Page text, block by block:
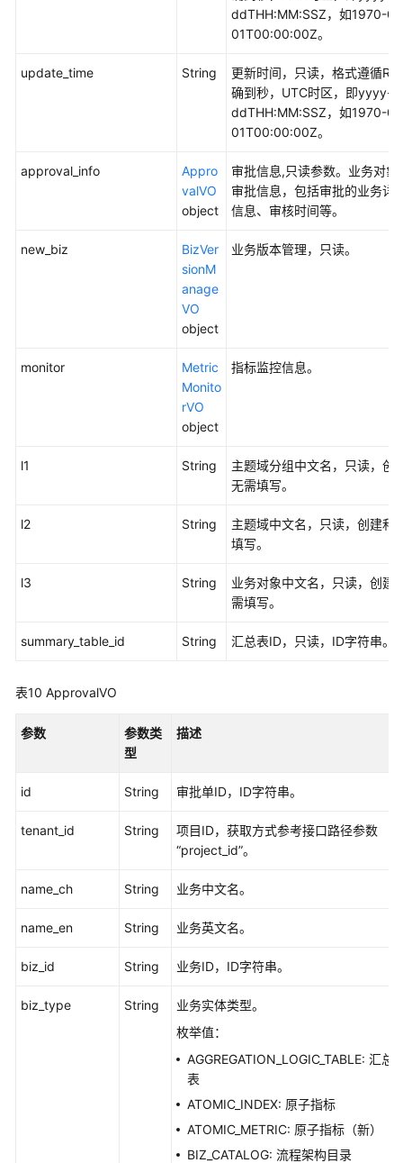
ddTHH:MM:SSZ，如1970-
01T00:00:00Z。
update_time String
更新时间，只读，格式遵循
确到秒，UTC时区，即yyyy-
ddTHH:MM:SSZ，如1970-
01T00:00:00Z。
approval_info
Appro
valVO
object
审批信息,只读参数。业务对象
审批信息，包括审批的业务详
信息、审核时间等。
new_biz
BizVer
sionM
anage
VO
object
业务版本管理，只读。
monitor
Metric
Monito
rVO
object
指标监控信息。
l1 String
主题域分组中文名，只读，创
无需填写。
l2 String
主题域中文名，只读，创建和
填写。
l3 String
业务对象中文名，只读，创建
需填写。
summary_table_id String 汇总表ID，只读，ID字符串。
表10 ApprovalVO
参数
参数类
型
描述
id String 审批单ID，ID字符串。
tenant_id String
项目ID，获取方式参考接口路径参数
“project_id”。
name_ch String 业务中文名。
name_en String 业务英文名。
biz_id String 业务ID，ID字符串。
biz_type String
业务实体类型。
枚举值：
AGGREGATION_LOGIC_TABLE: 汇总
表
ATOMIC_INDEX: 原子指标
ATOMIC_METRIC: 原子指标（新）
BIZ_CATALOG: 流程架构目录